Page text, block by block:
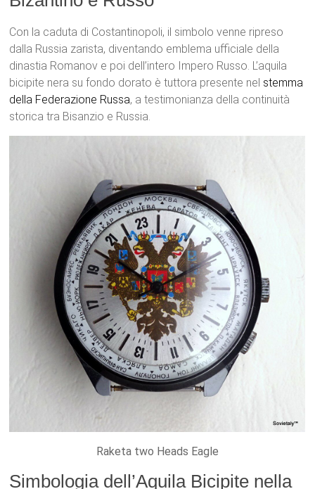
Con la caduta di Costantinopoli, il simbolo venne ripreso
dalla Russia zarista, diventando emblema ufficiale della
dinastia Romanov e poi dell’intero Impero Russo. L’aquila
bicipite nera su fondo dorato è tuttora presente nel stemma
della Federazione Russa, a testimonianza della continuità
storica tra Bisanzio e Russia.
Raketa two Heads Eagle
Simbologia dell’Aquila Bicipite nella